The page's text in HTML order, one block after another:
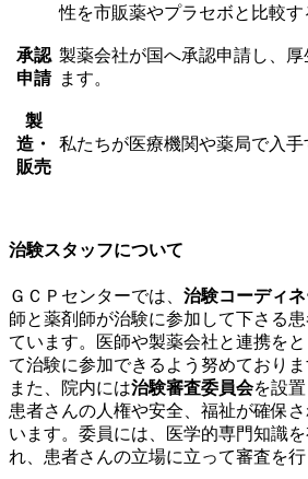
性を市販薬やプラセボと比較す
承認
申請
製薬会社が国へ承認申請し、
ます。
製
造・
販売
私たちが医療機関や薬局で入手
治験スタッフについて
ＧＣＰセンターでは、 治験コーディ
師と薬剤師が治験に参加して下さる
ています。医師や製薬会社と連携を
て治験に参加できるよう努めておりま
また、院内には治験審査委員会を設
患者さんの人権や安全、福祉が確保
います。委員には、医学的専門知識
れ、患者さんの立場に立って審査を行